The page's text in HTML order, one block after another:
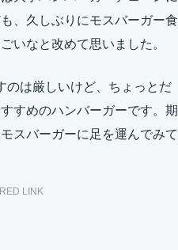
、久しぶりにモスバーガー食
いなと改めて思いました。
のは厳しいけど、ちょっとだ
すめのハンバーガーです。期
スバーガーに足を運んでみて
LINK